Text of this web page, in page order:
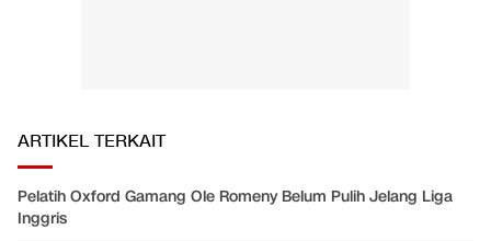
ARTIKEL TERKAIT
Pelatih Oxford Gamang Ole Romeny Belum Pulih Jelang Liga
Inggris